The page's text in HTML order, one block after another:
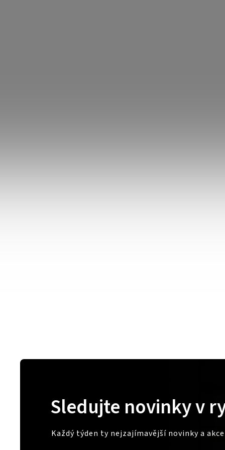
Sledujte novinky v
Každý týden ty nejzajímavější novinky a